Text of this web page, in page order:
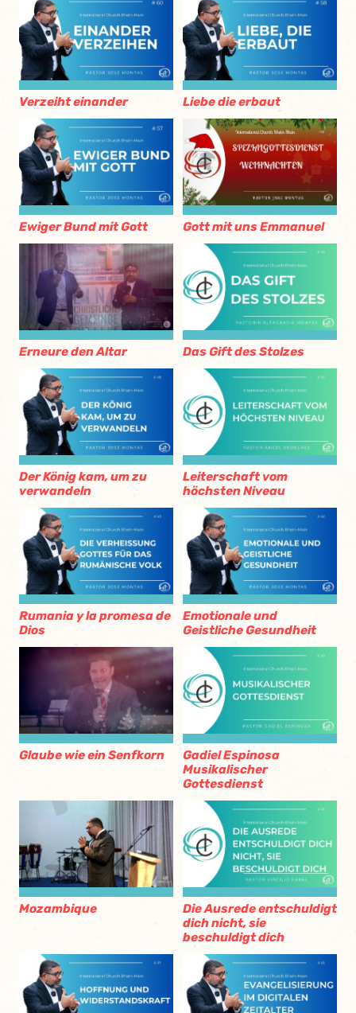
Verzeiht einander Liebe die erbaut
Ewiger Bund mit Gott Gott mit uns Emmanuel
Erneure den Altar Das Gift des Stolzes
Der König kam, um zu
verwandeln
Leiterschaft vom
höchsten Niveau
Rumania y la promesa de
Dios
Emotionale und
Geistliche Gesundheit
Glaube wie ein Senfkorn
Gadiel Espinosa
Musikalischer
Gottesdienst
Mozambique
Die Ausrede entschuldigt
dich nicht, sie
beschuldigt dich